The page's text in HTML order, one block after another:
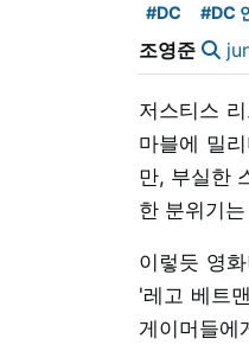
#DC #DC
조영준
저스티스
마블에 밀
만, 부실한
한 분위기
이렇듯 영
'레고 베트
게이머들에